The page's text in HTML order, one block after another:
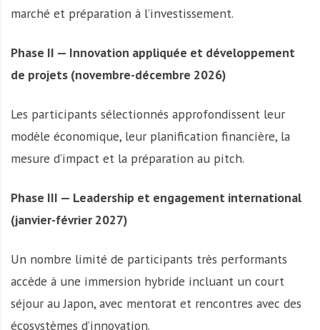
marché et préparation à l’investissement.
Phase II — Innovation appliquée et développement
de projets (novembre-décembre 2026)
Les participants sélectionnés approfondissent leur
modèle économique, leur planification financière, la
mesure d’impact et la préparation au pitch.
Phase III — Leadership et engagement international
(janvier-février 2027)
Un nombre limité de participants très performants
accède à une immersion hybride incluant un court
séjour au Japon, avec mentorat et rencontres avec des
écosystèmes d’innovation.